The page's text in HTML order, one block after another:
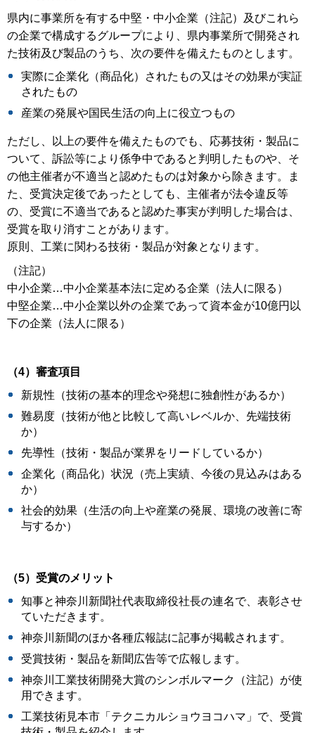
県内に事業所を有する中堅・中小企業（注記）及びこれら
の企業で構成するグループにより、県内事業所で開発され
た技術及び製品のうち、次の要件を備えたものとします。
実際に企業化（商品化）されたもの又はその効果が実証
されたもの
産業の発展や国民生活の向上に役立つもの
ただし、以上の要件を備えたものでも、応募技術・製品に
ついて、訴訟等により係争中であると判明したものや、そ
の他主催者が不適当と認めたものは対象から除きます。ま
た、受賞決定後であったとしても、主催者が法令違反等
の、受賞に不適当であると認めた事実が判明した場合は、
受賞を取り消すことがあります。
原則、工業に関わる技術・製品が対象となります。
（注記）
中小企業…中小企業基本法に定める企業（法人に限る）
中堅企業…中小企業以外の企業であって資本金が10億円以
下の企業（法人に限る）
（4）審査項目
新規性（技術の基本的理念や発想に独創性があるか）
難易度（技術が他と比較して高いレベルか、先端技術
か）
先導性（技術・製品が業界をリードしているか）
企業化（商品化）状況（売上実績、今後の見込みはある
か）
社会的効果（生活の向上や産業の発展、環境の改善に寄
与するか）
（5）受賞のメリット
知事と神奈川新聞社代表取締役社長の連名で、表彰させ
ていただきます。
神奈川新聞のほか各種広報誌に記事が掲載されます。
受賞技術・製品を新聞広告等で広報します。
神奈川工業技術開発大賞のシンボルマーク（注記）が使
用できます。
工業技術見本市「テクニカルショウヨコハマ」で、受賞